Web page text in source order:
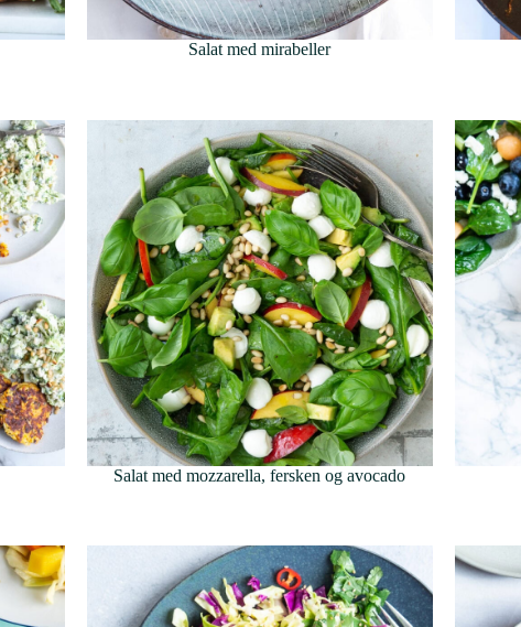
Salat med mirabeller
Salat med mozzarella, fersken og avocado